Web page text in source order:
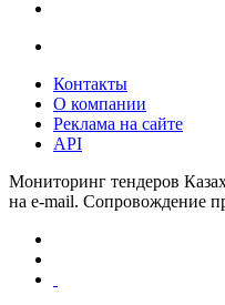
Контакты
О компании
Реклама на сайте
API
Мониторинг тендеров
на e-mail. Сопровождение